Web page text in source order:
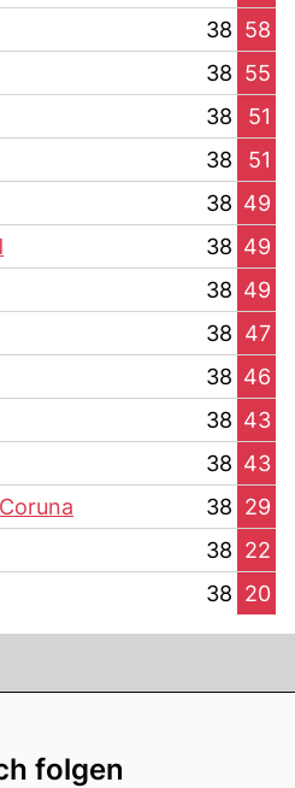
38 58
38 55
38
51
38
51
38 49
38 49
38 49
38 47
38 46
38 43
38 43
38 29
38 22
38 20
folgen